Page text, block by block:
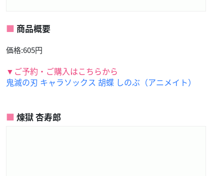
商品概要
価格:605円
▼ご予約・ご購入はこちらから
鬼滅の刃 キャラソックス 胡蝶 しのぶ（アニメイト）
煉獄 杏寿郎